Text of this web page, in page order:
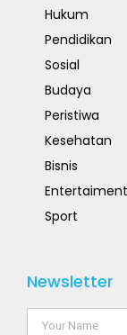
Hukum
Pendidikan
Sosial
Budaya
Peristiwa
Kesehatan
Bisnis
Entertaiment
Sport
Newsletter